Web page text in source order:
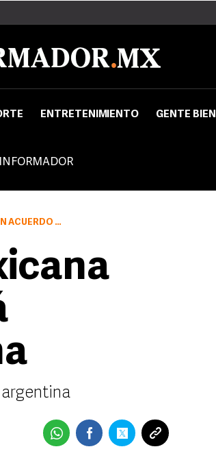
ENTRETENIMIENTO GENTE BIEN
COLA EN ARGENTINA.